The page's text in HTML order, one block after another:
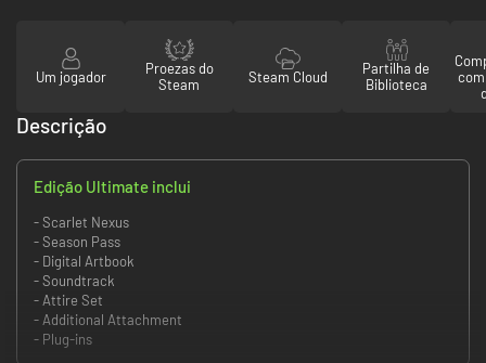
Um jogador
Proezas do
Steam
Steam Cloud
Partilha de
Biblioteca
Descrição
Edição Ultimate inclui
- Scarlet Nexus
- Season Pass
- Digital Artbook
- Soundtrack
- Attire Set
- Additional Attachment
- Plug-ins